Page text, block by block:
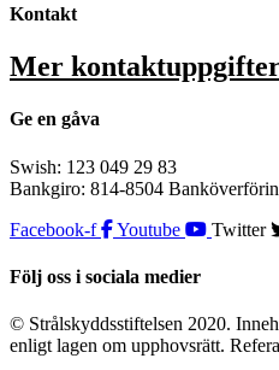
Kontakt
Mer
Ge en gåva
Swish: 123 049 29 83
Bankgiro: 814-8504
Facebook-f
Youtube Twitter
Följ oss i sociala medier
© Strålskyddsstiftelsen 2020.
enligt lagen om upphovsrätt.